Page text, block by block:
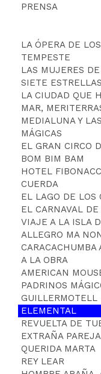
PRENSA
LA ÓPERA DE
TEMPESTE
LAS MUJERES
SIETE ESTRELLAS
LA CIUDAD QUE
MAR,
MEDIALUNA Y
MÁGICAS
EL GRAN CIRCO
BOM BIM BAM
HOTEL
CUERDA
EL LAGO DE LOS
EL CARNAVAL
VIAJE A LA ISLA
ALLEGRO MA
CARACACHUMBA
A LA OBRA
AMERICAN
PADRINOS
GUILLERMOTELL
ELEMENTAL
REVUELTA DE
EXTRAÑA
QUERIDA MARTA
REY LEAR